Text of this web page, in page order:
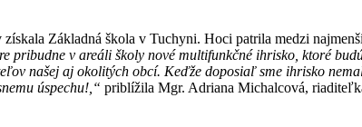
Základná škola v Tuchyni. Hoci patrila medzi
pribudne v areáli školy nové multifunkčné ihrisko, ktoré
našej aj okolitých obcí. Keďže doposiaľ sme ihrisko
úspechu!,“ priblížila Mgr. Adriana Michalcová,